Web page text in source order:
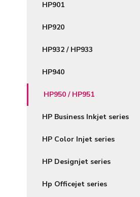
HP901
HP920
HP932 / HP933
HP940
HP950 / HP951
HP Business Inkjet series
HP Color Injet series
HP Designjet series
Hp Officejet series